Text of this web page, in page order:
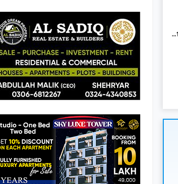
بحریہ ٹاؤن سیکٹرڈی بحریہ ٹاؤن,لاہور میں 3 کمروں کا 5 مرلہ مکان 1.5 لاکھ میں کرایہ پر دستیاب ہے۔